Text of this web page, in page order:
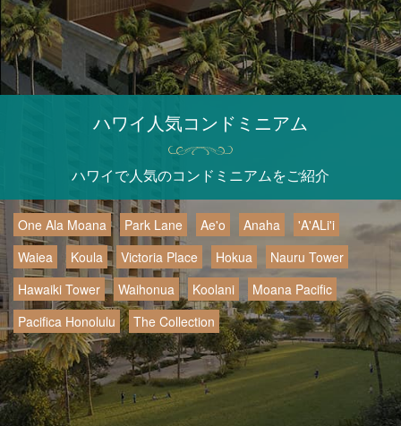
ハワイ人気コンドミニアム
ハワイで人気のコンドミニアムをご紹介
One Ala Moana Park Lane Ae'o Anaha
'A'ALi'i
Waiea
Koula Victoria Place Hokua
Nauru Tower
Hawaiki Tower
Waihonua Koolani
Moana Pacific
Pacifica Honolulu
The Collection